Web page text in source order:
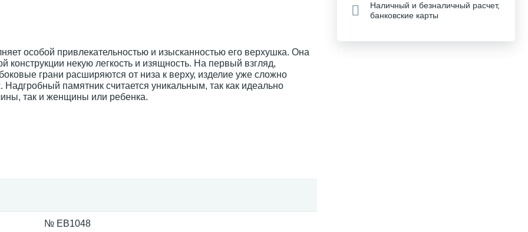
особой привлекательностью и изысканностью его верхушка. Она
некую легкость и изящность. На первый взгляд,
грани расширяются от низа к верху, изделие уже сложно
Надгробный памятник считается уникальным, так как идеально
так и женщины или ребенка.
№ EB1048
Наличный и безналичный расчет,
банковские карты